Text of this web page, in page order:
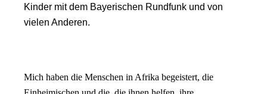
Kinder mit dem Bayerischen Rundfunk und von
vielen Anderen.
Mich haben die Menschen in Afrika begeistert, die